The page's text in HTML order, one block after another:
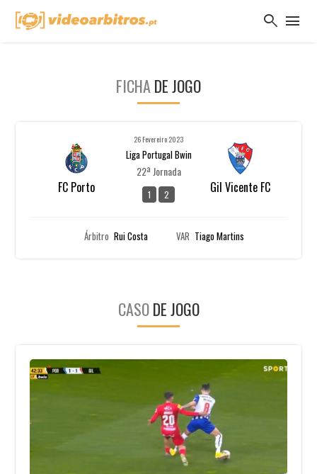
search menu
FICHA DE JOGO
FC Porto
26 Fevereiro 2023
Liga Portugal Bwin
22ª Jornada
1 2 Gil Vicente FC
Árbitro Rui Costa VAR Tiago Martins
CASODE JOGO